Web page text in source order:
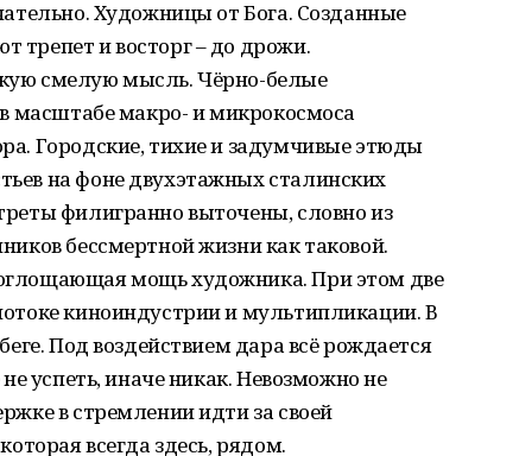
Художницы от Бога. Созданные
трепет и восторг – до дрожи.
смелую мысль. Чёрно-белые
масштабе макро- и микрокосмоса
Городские, тихие и задумчивые этюды
на фоне двухэтажных сталинских
филигранно выточены, словно из
бессмертной жизни как таковой.
мощь художника. При этом две
киноиндустрии и мультипликации. В
Под воздействием дара всё рождается
успеть, иначе никак. Невозможно не
в стремлении идти за своей
всегда здесь, рядом.